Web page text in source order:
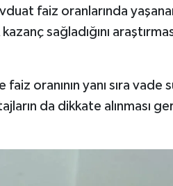
faiz oranlarında
sağladığını
oranının yanı sıra vade
da dikkate alınması